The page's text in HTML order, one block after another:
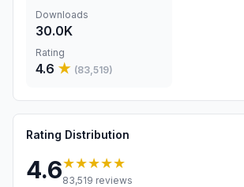
Downloads
30.0K
Rating
4.6 ★ (83,519)
Rating Distribution
4.6★★★★★
83,519 reviews